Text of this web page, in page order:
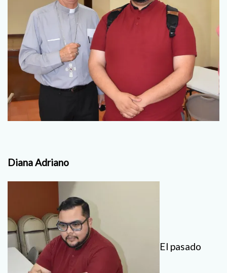
Diana Adriano
El pasado